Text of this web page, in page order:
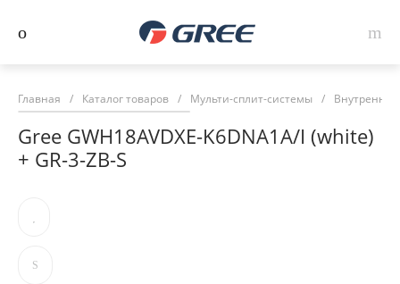
Главная / Каталог товаров / Мульти-сплит-системы /
Gree GWH18AVDXE-K6DNA1A/I (white)
+ GR-3-ZB-S